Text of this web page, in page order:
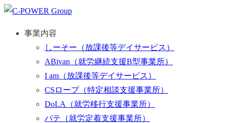
事業内容
しーそー （放課後等デイサービス）
ABivan （就労継続支援B型事業所）
I am （放課後等デイサービス）
CSロープ（特定相談支援事業所）
DoLA
（就労移行支援事業所）
パテ （就労定着支援事業所）